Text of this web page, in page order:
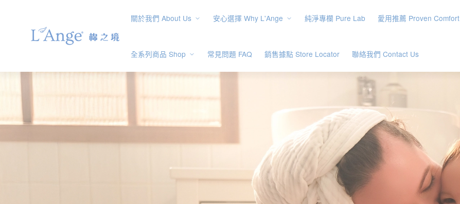
關於我們 About Us 安心選擇 Why L'Ange 純淨專欄 Pure Lab 愛用推薦 Proven Comfort
全系列商品 Shop 常見問題 FAQ 銷售據點 Store Locator 聯絡我們 Contact Us